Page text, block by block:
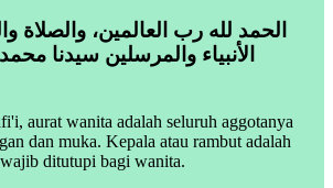
الحمد لله رب العالمين،
الأنبياء والمرسلين سيدنا
aurat wanita adalah seluruh aggotanya
dan muka. Kepala atau rambut adalah
ditutupi bagi wanita.